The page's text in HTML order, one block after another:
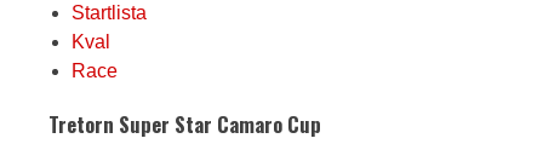
Startlista
Kval
Race
Tretorn Super Star Camaro Cup